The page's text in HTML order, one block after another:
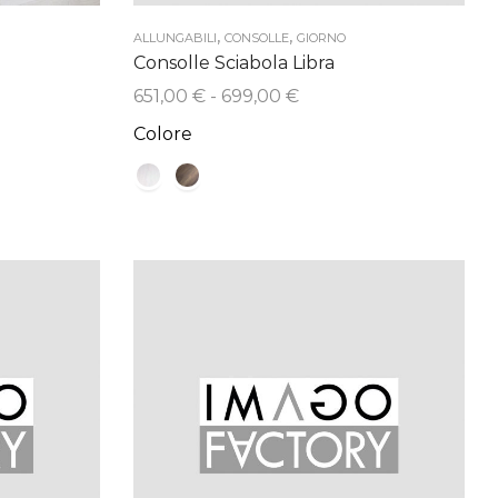
ALLUNGABILI, CONSOLLE, GIORNO
Consolle Sciabola Libra
651,00 € - 699,00 €Fascia
Colore